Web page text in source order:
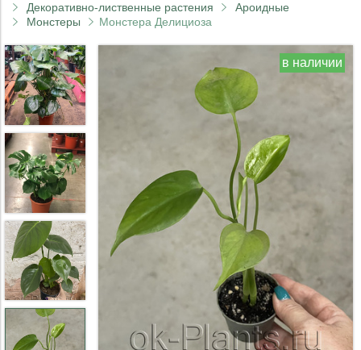
Декоративно-лиственные растения
Ароидные
Монстеры
Монстера Делициоза
в наличии в наличии